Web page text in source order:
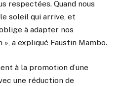
respectées. Quand nous
soleil qui arrive, et
à adapter nos
a expliqué Faustin Mambo.
à la promotion d’une
une réduction de